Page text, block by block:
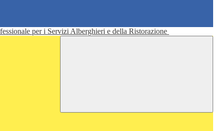
per i Servizi Alberghieri e della Ristorazione